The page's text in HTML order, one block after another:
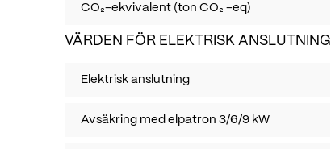
CO₂-ekvivalent (ton CO₂ -eq)
VÄRDEN FÖR ELEKTRISK ANSLUTNING
Elektrisk anslutning
Avsäkring med elpatron 3/6/9 kW